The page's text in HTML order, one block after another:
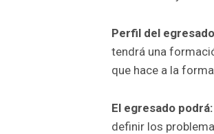
Perfil del
tendrá una
que hace a la
El egresado podrá:
definir los